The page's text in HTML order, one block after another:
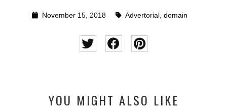
November 15, 2018 Advertorial , domain
YOU MIGHT ALSO LIKE